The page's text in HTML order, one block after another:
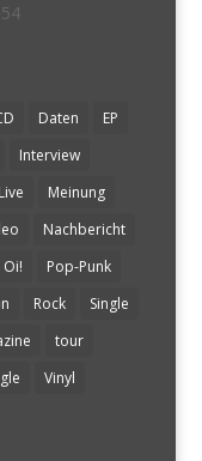
Daten
EP
Interview
Live
Meinung
Nachbericht
Oi!
Pop-Punk
Rock
Single
tour
Vinyl